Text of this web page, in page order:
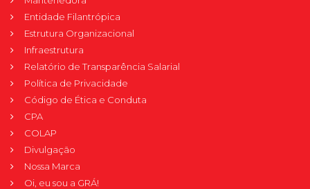
Entidade Filantrópica
Estrutura Organizacional
Infraestrutura
Relatório de Transparência Salarial
Política de Privacidade
Código de Ética e Conduta
CPA
COLAP
Divulgação
Nossa Marca
Oi, eu sou a GRÁ!